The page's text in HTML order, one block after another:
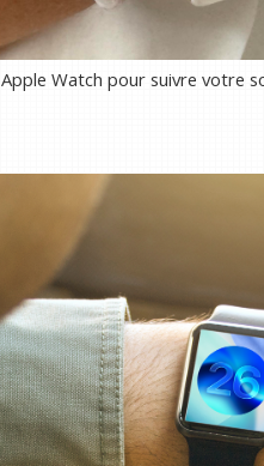
Watch pour suivre votre